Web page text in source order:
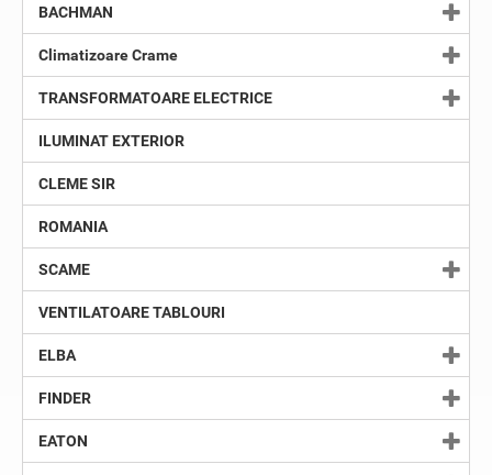
BACHMAN
Climatizoare Crame
TRANSFORMATOARE ELECTRICE
ILUMINAT EXTERIOR
CLEME SIR
ROMANIA
SCAME
VENTILATOARE TABLOURI
ELBA
FINDER
EATON